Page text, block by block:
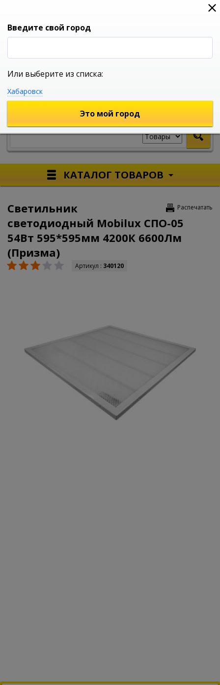
0
УНИВЕРСАЛЬНЫЙ ИНТЕРНЕТ МАГАЗИН
КАТАЛОГ ТОВАРОВ
Распечатать
Светильник
светодиодный Mobilux СПО-05
54Вт 595*595мм 4200К 6600Лм
(Призма)
Артикул : 340120
Введите свой город
Или выберите из списка:
Хабаровск
Это мой город